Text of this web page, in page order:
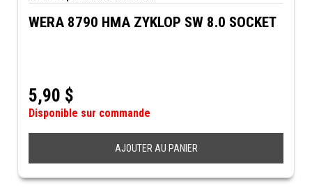
WERA 8790 HMA ZYKLOP SW 8.0 SOCKET
5,90 $
Disponible sur commande
AJOUTER AU PANIER